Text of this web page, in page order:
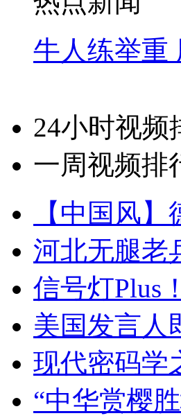
牛人练举重
24小时视频
一周视频排
【中国风
河北无腿老
信号灯Plus
美国发言人
现代密码
“中华赏樱